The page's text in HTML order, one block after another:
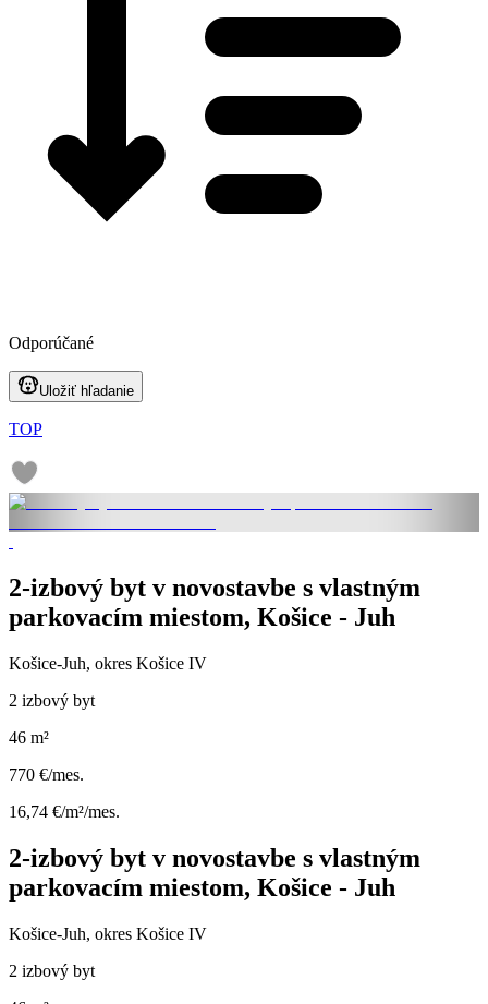
Odporúčané
Uložiť hľadanie
TOP
2-izbový byt v novostavbe s vlastným
parkovacím miestom, Košice - Juh
Košice-Juh, okres Košice IV
2 izbový byt
46 m²
770 €/mes.
16,74 €/m²/mes.
2-izbový byt v novostavbe s vlastným
parkovacím miestom, Košice - Juh
Košice-Juh, okres Košice IV
2 izbový byt